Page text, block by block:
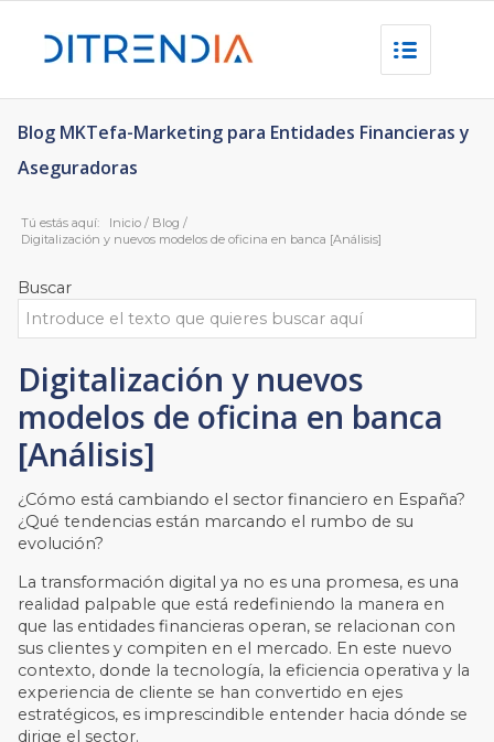
Blog MKTefa-Marketing para Entidades Financieras y
Aseguradoras
Tú estás aquí: Inicio / Blog /
Digitalización y nuevos modelos de oficina en banca [Análisis]
Buscar
Digitalización y nuevos
modelos de oficina en banca
[Análisis]
¿Cómo está cambiando el sector financiero en España?
¿Qué tendencias están marcando el rumbo de su
evolución?
La transformación digital ya no es una promesa, es una
realidad palpable que está redefiniendo la manera en
que las entidades financieras operan, se relacionan con
sus clientes y compiten en el mercado. En este nuevo
contexto, donde la tecnología, la eficiencia operativa y la
experiencia de cliente se han convertido en ejes
estratégicos, es imprescindible entender hacia dónde se
dirige el sector.